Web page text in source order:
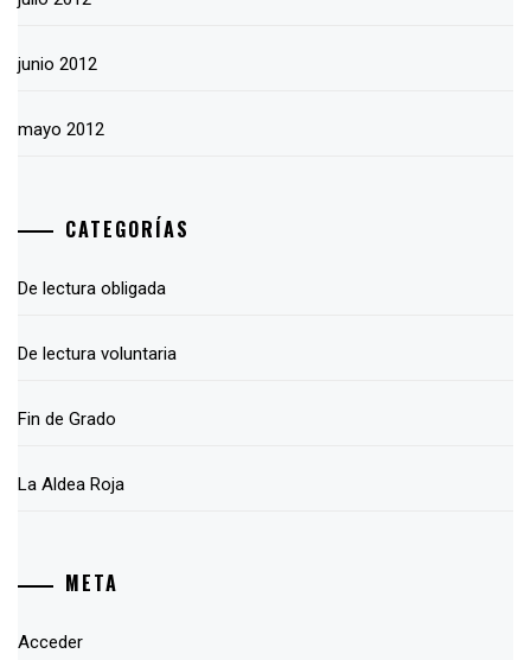
junio 2012
mayo 2012
CATEGORÍAS
De lectura obligada
De lectura voluntaria
Fin de Grado
La Aldea Roja
META
Acceder